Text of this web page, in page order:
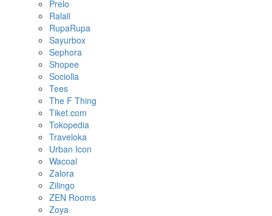
Prelo
Ralali
RupaRupa
Sayurbox
Sephora
Shopee
Sociolla
Tees
The F Thing
Tiket.com
Tokopedia
Traveloka
Urban Icon
Wacoal
Zalora
Zilingo
ZEN Rooms
Zoya